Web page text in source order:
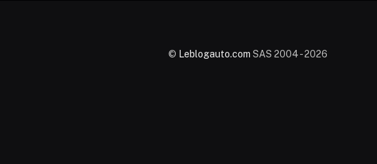
© Leblogauto.com SAS 2004 - 2026